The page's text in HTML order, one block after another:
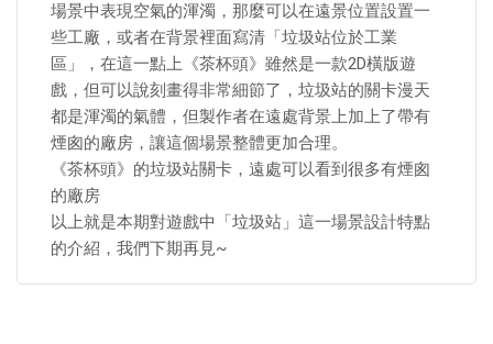
場景中表現空氣的渾濁，那麼可以在遠景位置設置一
些工廠，或者在背景裡面寫清「垃圾站位於工業
區」，在這一點上《茶杯頭》雖然是一款2D橫版遊
戲，但可以說刻畫得非常細節了，垃圾站的關卡漫天
都是渾濁的氣體，但製作者在遠處背景上加上了帶有
煙囪的廠房，讓這個場景整體更加合理。
《茶杯頭》的垃圾站關卡，遠處可以看到很多有煙囪
的廠房
以上就是本期對遊戲中「垃圾站」這一場景設計特點
的介紹，我們下期再見~